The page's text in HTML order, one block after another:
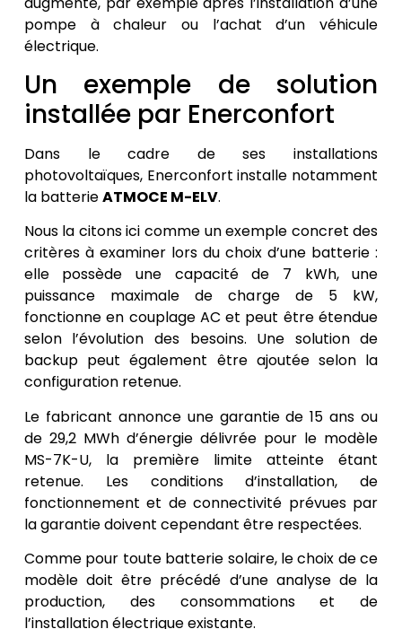
pompe à chaleur ou l’achat d’un véhicule
électrique.
Un exemple de solution
installée par Enerconfort
Dans le cadre de ses installations
photovoltaïques, Enerconfort installe notamment
la batterieATMOCE M-ELV.
Nous la citons ici comme un exemple concret des
critères à examiner lors du choix d’une batterie :
elle possède une capacité de 7 kWh, une
puissance maximale de charge de 5 kW,
fonctionne en couplage AC et peut être étendue
selon l’évolution des besoins. Une solution de
backup peut également être ajoutée selon la
configuration retenue.
Le fabricant annonce une garantie de 15 ans ou
de 29,2 MWh d’énergie délivrée pour le modèle
MS-7K-U, la première limite atteinte étant
retenue. Les conditions d’installation, de
fonctionnement et de connectivité prévues par
la garantie doivent cependant être respectées.
Comme pour toute batterie solaire, le choix de ce
modèle doit être précédé d’une analyse de la
production, des consommations et de
l’installation électrique existante.